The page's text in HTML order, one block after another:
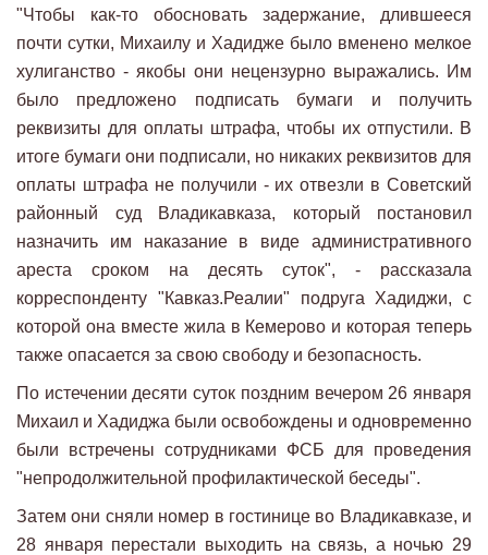
"Чтобы как-то обосновать задержание, длившееся
почти сутки, Михаилу и Хадидже было вменено мелкое
хулиганство - якобы они нецензурно выражались. Им
было предложено подписать бумаги и получить
реквизиты для оплаты штрафа, чтобы их отпустили. В
итоге бумаги они подписали, но никаких реквизитов для
оплаты штрафа не получили - их отвезли в Советский
районный суд Владикавказа, который постановил
назначить им наказание в виде административного
ареста сроком на десять суток", - рассказала
корреспонденту "Кавказ.Реалии" подруга Хадиджи, с
которой она вместе жила в Кемерово и которая теперь
также опасается за свою свободу и безопасность.
По истечении десяти суток поздним вечером 26 января
Михаил и Хадиджа были освобождены и одновременно
были встречены сотрудниками ФСБ для проведения
"непродолжительной профилактической беседы".
Затем они сняли номер в гостинице во Владикавказе, и
28 января перестали выходить на связь, а ночью 29